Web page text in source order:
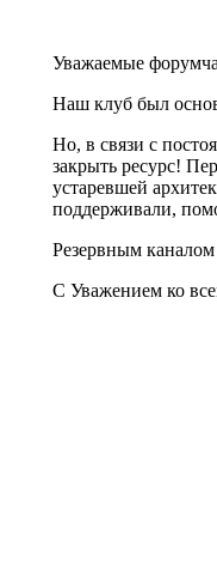
Уважаемые
Наш клуб был
Но, в связи с
закрыть ресурс!
устаревшей
поддерживали,
Резервным
С Уважением ко